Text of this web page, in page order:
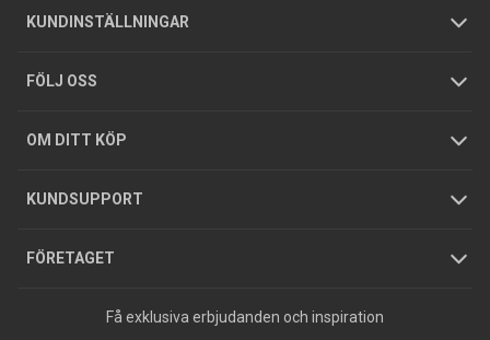
KUNDINSTÄLLNINGAR
Företagskund / Privatkund
FÖLJ OSS
OM DITT KÖP
Allmänna försäljningsvillkor
Integritetspolicy
GDPR
KUNDSUPPORT
Butiker
Foldrar och kataloger
Köpguider
Varumärken
FÖRETAGET
Om oss
Tjänster
Hållbarhet
Jobba hos oss
Press
Få exklusiva erbjudanden och inspiration